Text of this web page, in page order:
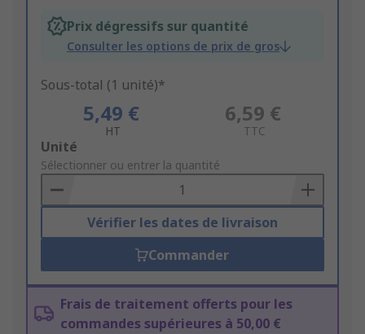
Prix dégressifs sur quantité
Consulter les options de prix de gros
Sous-total (1 unité)*
5,49 €
HT
6,59 €
TTC
Add
to
Basket
Unité
Sélectionner ou entrer la quantité
Vérifier les dates de livraison
Commander
Frais de traitement offerts pour les
commandes supérieures à 50,00 €